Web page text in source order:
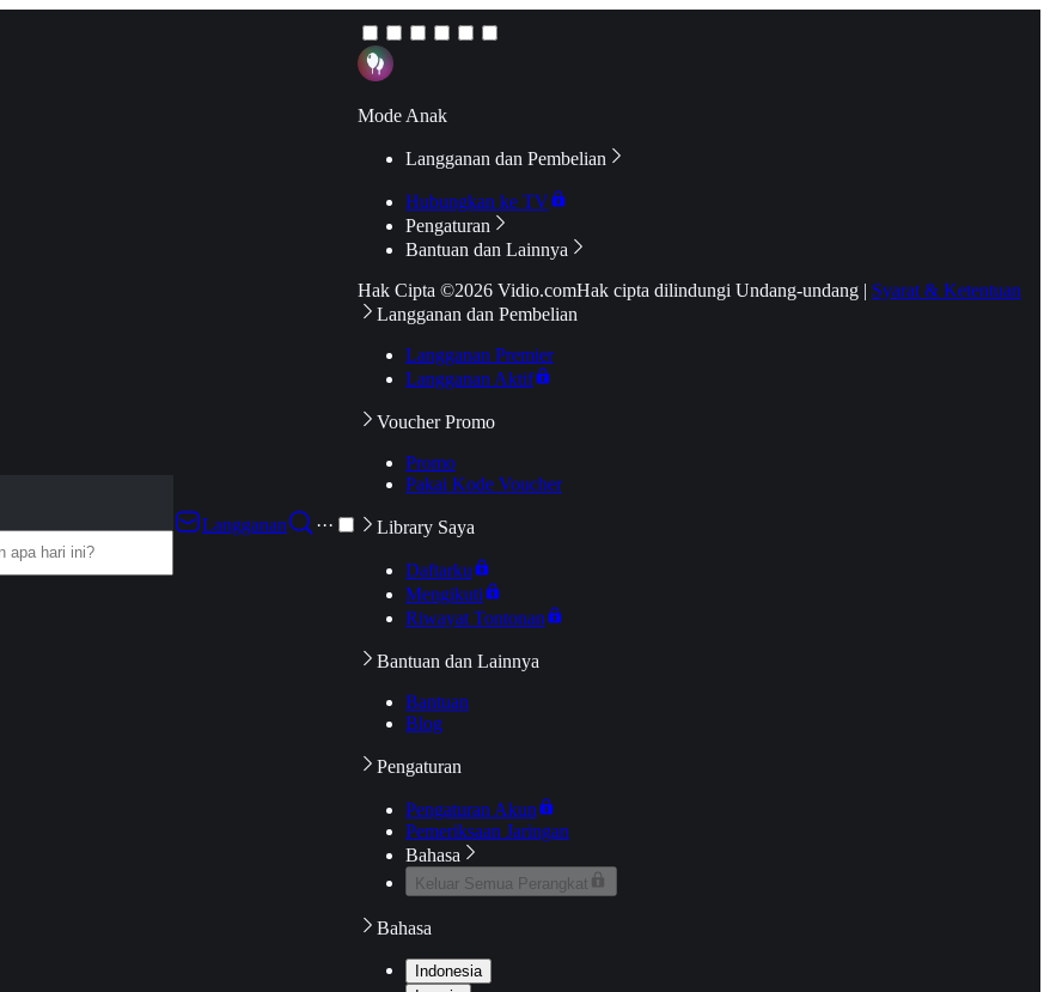
Langganan
···
Mode Anak
Langganan dan Pembelian
Hubungkan ke TV
Pengaturan
Bantuan dan Lainnya
Hak Cipta ©2026 Vidio.comHak cipta dilindungi Undang-undang | Syarat & Ketentuan
Langganan dan Pembelian
Langganan Premier
Langganan Aktif
Voucher Promo
Promo
Pakai Kode Voucher
Library Saya
Daftarku
Mengikuti
Riwayat Tontonan
Bantuan dan Lainnya
Bantuan
Blog
Pengaturan
Pengaturan Akun
Pemeriksaan Jaringan
Bahasa
Keluar Semua Perangkat
Bahasa
Indonesia